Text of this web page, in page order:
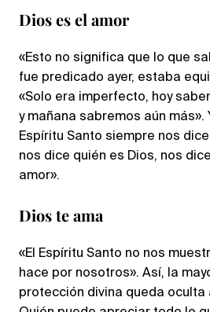
Dios es el amor
«Esto no significa que lo que
fue predicado ayer, estaba
«Solo era imperfecto, hoy
y mañana sabremos aún más».
Espíritu Santo siempre nos
nos dice quién es Dios, nos
amor».
Dios te ama
«El Espíritu Santo no nos
hace por nosotros». Así, la
protección divina queda oculta